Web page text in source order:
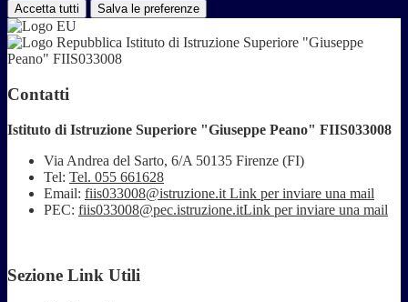
Accetta tutti Salva le preferenze
Istituto di Istruzione Superiore "Giuseppe
Peano" FIIS033008
Contatti
Istituto di Istruzione Superiore "Giuseppe Peano" FIIS033008
Via Andrea del Sarto, 6/A 50135 Firenze (FI)
Tel: Tel. 055 661628
Email: fiis033008@istruzione.it Link per inviare una mail
PEC: fiis033008@pec.istruzione.itLink per inviare una mail
Sezione Link Utili